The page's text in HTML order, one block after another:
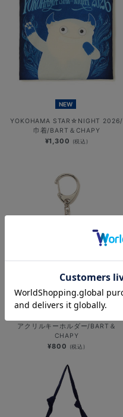
NEW
YOKOHAMA STAR☆NIGHT 2026/
巾着/BART＆CHAPY
¥1,300 (税込)
NEW
アクリルキーホルダー/BART＆
CHAPY
¥800 (税込)